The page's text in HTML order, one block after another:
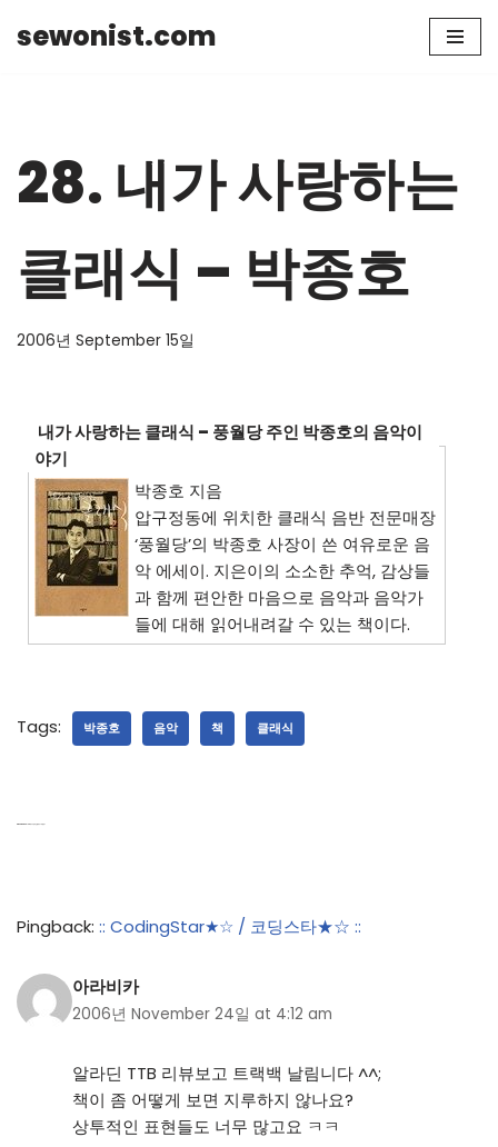
sewonist.com
28. 내가 사랑하는
클래식 – 박종호
2006년 September 15일
내가 사랑하는 클래식 – 풍월당 주인 박종호의 음악이
야기
박종호 지음
압구정동에 위치한 클래식 음반 전문매장
‘풍월당’의 박종호 사장이 쓴 여유로운 음
악 에세이. 지은이의 소소한 추억, 감상들
과 함께 편안한 마음으로 음악과 음악가
들에 대해 읽어내려갈 수 있는 책이다.
Tags: 박종호 음악 책 클래식
Pingback: :: CodingStar★☆ / 코딩스타★☆ ::
아라비카
2006년 November 24일 at 4:12 am
알라딘 TTB 리뷰보고 트랙백 날림니다 ^^;
책이 좀 어떻게 보면 지루하지 않나요?
상투적인 표현들도 너무 많고요 ㅋㅋ